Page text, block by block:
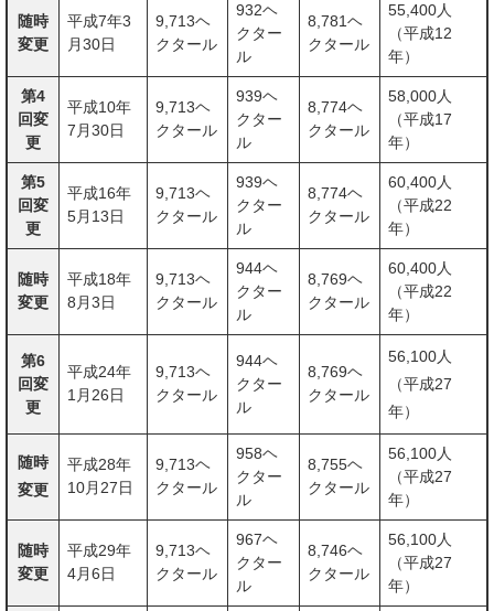
随時
変更
平成7年3
月30日
9,713ヘ
クタール
932ヘ
クター
ル
8,781ヘ
クタール
55,400人
（平成12
年）
第4
回変
更
平成10年
7月30日
9,713ヘ
クタール
939ヘ
クター
ル
8,774ヘ
クタール
58,000人
（平成17
年）
第5
回変
更
平成16年
5月13日
9,713ヘ
クタール
939ヘ
クター
ル
8,774ヘ
クタール
60,400人
（平成22
年）
随時
変更
平成18年
8月3日
9,713ヘ
クタール
944ヘ
クター
ル
8,769ヘ
クタール
60,400人
（平成22
年）
第6
回変
更
平成24年
1月26日
9,713ヘ
クタール
944ヘ
クター
ル
8,769ヘ
クタール
56,100人
（平成27
年）
随時
変更
平成28年
10月27日
9,713ヘ
クタール
958ヘ
クター
ル
8,755ヘ
クタール
56,100人
（平成27
年）
随時
変更
平成29年
4月6日
9,713ヘ
クタール
967ヘ
クター
ル
8,746ヘ
クタール
56,100人
（平成27
年）